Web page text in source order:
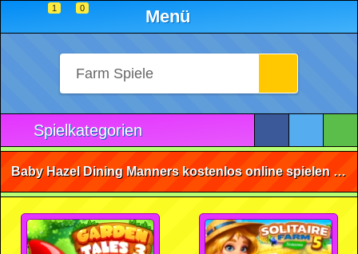
1 0 Menü
Spielkategorien
Baby Hazel Dining Manners kostenlos online spielen • ohne Anmeldung 🕹️